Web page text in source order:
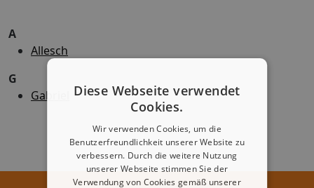
A
Allesch
G
Gabriel
Diese Webseite verwendet
Cookies.
Wir verwenden Cookies, um die
Benutzerfreundlichkeit unserer Website zu
verbessern. Durch die weitere Nutzung
unserer Webseite stimmen Sie der
Verwendung von Cookies gemäß unserer